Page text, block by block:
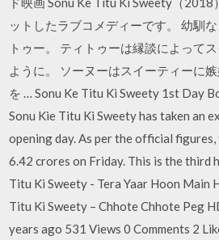
ットしたラブコメディーです。 幼馴
トゥー。 ティトゥーは縁談によって
ように。 ソーヌーはスイーティーに
を … Sonu Ke Titu Ki Sweety 1st Day
Sonu Kie Titu Ki Sweety has taken an
opening day. As per the official
6.42 crores on Friday. This is the third
Titu Ki Sweety - Tera Yaar Hoon Main
Titu Ki Sweety – Chhote Chhote Peg
years ago 531 Views 0 Comments 2